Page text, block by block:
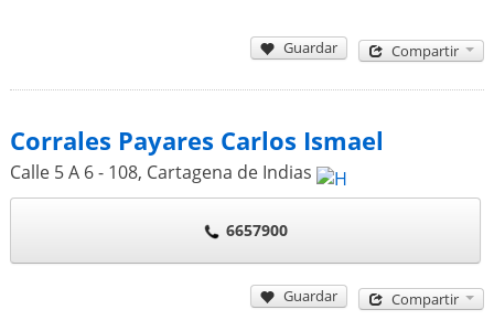
Guardar Compartir
Corrales Payares Carlos Ismael
Calle 5 A 6 - 108, Cartagena de Indias
6657900
Guardar Compartir